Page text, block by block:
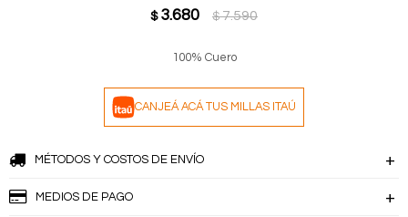
$ 3.680 $ 7.590
100% Cuero
CANJEÁ ACÁ TUS MILLAS ITAÚ
MÉTODOS Y COSTOS DE ENVÍO
MEDIOS DE PAGO